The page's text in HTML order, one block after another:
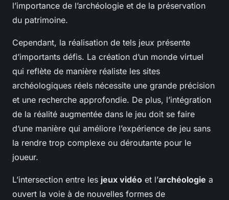
l’importance de l’archéologie et de la préservation
du patrimoine.
Cependant, la réalisation de tels jeux présente
d’importants défis. La création d’un monde virtuel
qui reflète de manière réaliste les sites
archéologiques réels nécessite une grande précision
et une recherche approfondie. De plus, l’intégration
de la réalité augmentée dans le jeu doit se faire
d’une manière qui améliore l’expérience de jeu sans
la rendre trop complexe ou déroutante pour le
joueur.
L’intersection entre les jeux vidéo et l’archéologie a
ouvert la voie à de nouvelles formes de